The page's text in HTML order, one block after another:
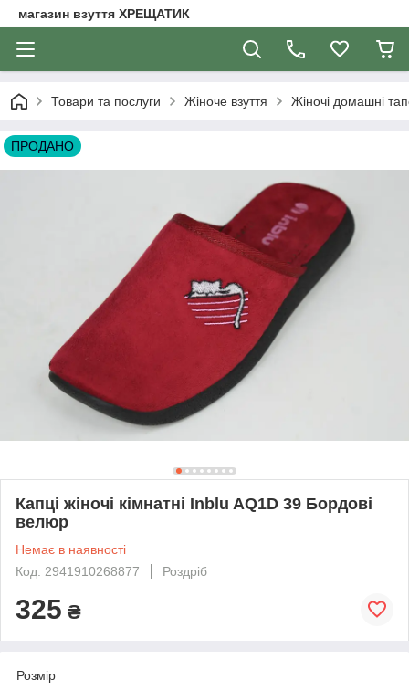
магазин взуття ХРЕЩАТИК
Товари та послуги Жіноче взуття Жіночі домашні
ПРОДАНО
Капці жіночі кімнатні Inblu AQ1D 39 Бордові
велюр
Немає в наявності
Код: 2941910268877
Роздріб
325 ₴
Розмір